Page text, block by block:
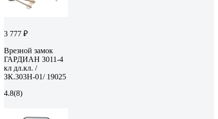
3 777 ₽
Врезной замок
ГАРДИАН 3011-4
кл дл.кл. /
ЗК.303Н-01/ 19025
4.8(8)